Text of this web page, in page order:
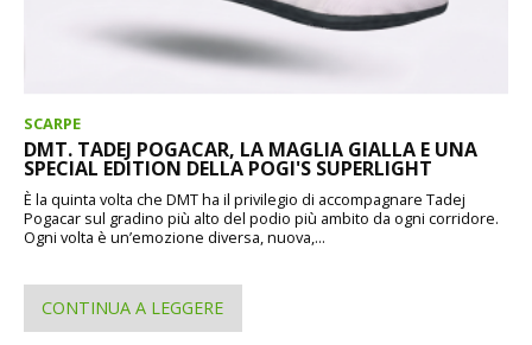
SCARPE
DMT. TADEJ POGACAR, LA MAGLIA GIALLA E UNA
SPECIAL EDITION DELLA POGI'S SUPERLIGHT
È la quinta volta che DMT ha il privilegio di accompagnare Tadej
Pogacar sul gradino più alto del podio più ambito da ogni corridore.
Ogni volta è un’emozione diversa, nuova,...
CONTINUA A LEGGERE